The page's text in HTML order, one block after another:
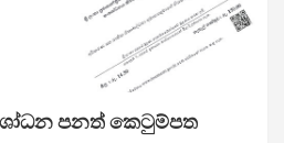
පනත් කෙටුම්පත